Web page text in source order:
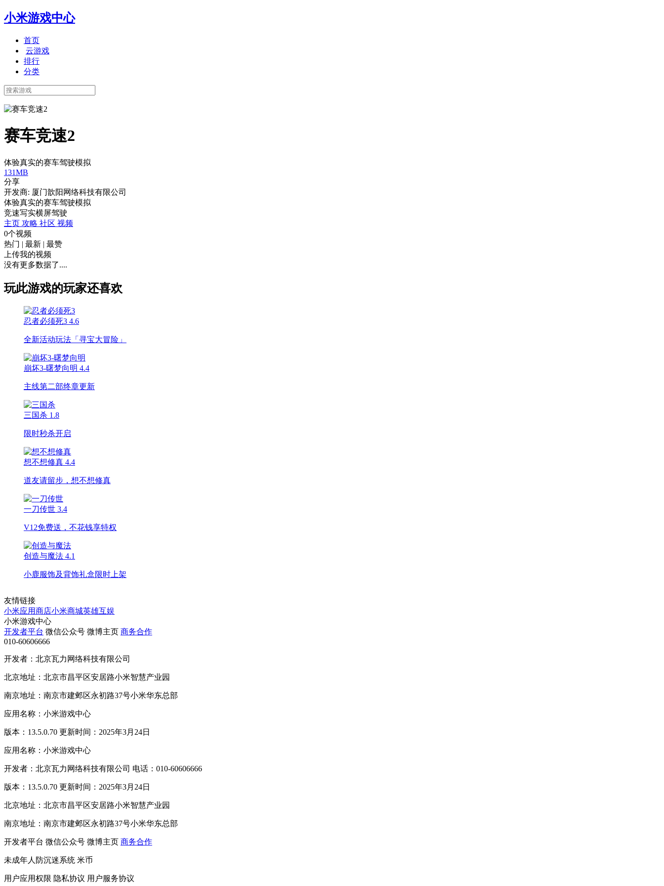
小米游戏中心
首页
云游戏
排行
分类
赛车竞速2
体验真实的赛车驾驶模拟
131MB
分享
开发商: 厦门歆阳网络科技有限公司
体验真实的赛车驾驶模拟
竞速写实横屏驾驶
主页 攻略 社区 视频
0个视频
热门 | 最新 | 最赞
上传我的视频
没有更多数据了....
玩此游戏的玩家还喜欢
忍者必须死3 4.6
全新活动玩法「寻宝大冒险」
崩坏3-曙梦向明 4.4
主线第二部终章更新
三国杀 1.8
限时秒杀开启
想不想修真 4.4
道友请留步，想不想修真
一刀传世 3.4
V12免费送，不花钱享特权
创造与魔法 4.1
小鹿服饰及背饰礼盒限时上架
友情链接
小米应用商店小米商城英雄互娱
小米游戏中心
开发者平台 微信公众号 微博主页 商务合作
010-60606666
开发者：北京瓦力网络科技有限公司
北京地址：北京市昌平区安居路小米智慧产业园
南京地址：南京市建邺区永初路37号小米华东总部
应用名称：小米游戏中心
版本：13.5.0.70 更新时间：2025年3月24日
应用名称：小米游戏中心
开发者：北京瓦力网络科技有限公司 电话：010-60606666
版本：13.5.0.70 更新时间：2025年3月24日
北京地址：北京市昌平区安居路小米智慧产业园
南京地址：南京市建邺区永初路37号小米华东总部
开发者平台 微信公众号 微博主页 商务合作
未成年人防沉迷系统 米币
用户应用权限 隐私协议 用户服务协议